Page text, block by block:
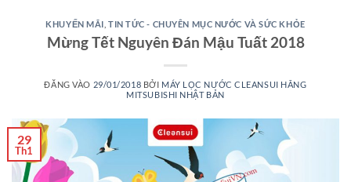
KHUYẾN MÃI TIN TỨC - CHUYÊN MỤC NƯỚC VÀ SỨC KHỎE
Mừng Tết Nguyên Đán Mậu Tuất 2018
ĐĂNG VÀO 29/01/2018 BỞI MÁY LỌC NƯỚC CLEANSUI HÃNG
MITSUBISHI NHẬT BẢN
29
Th1